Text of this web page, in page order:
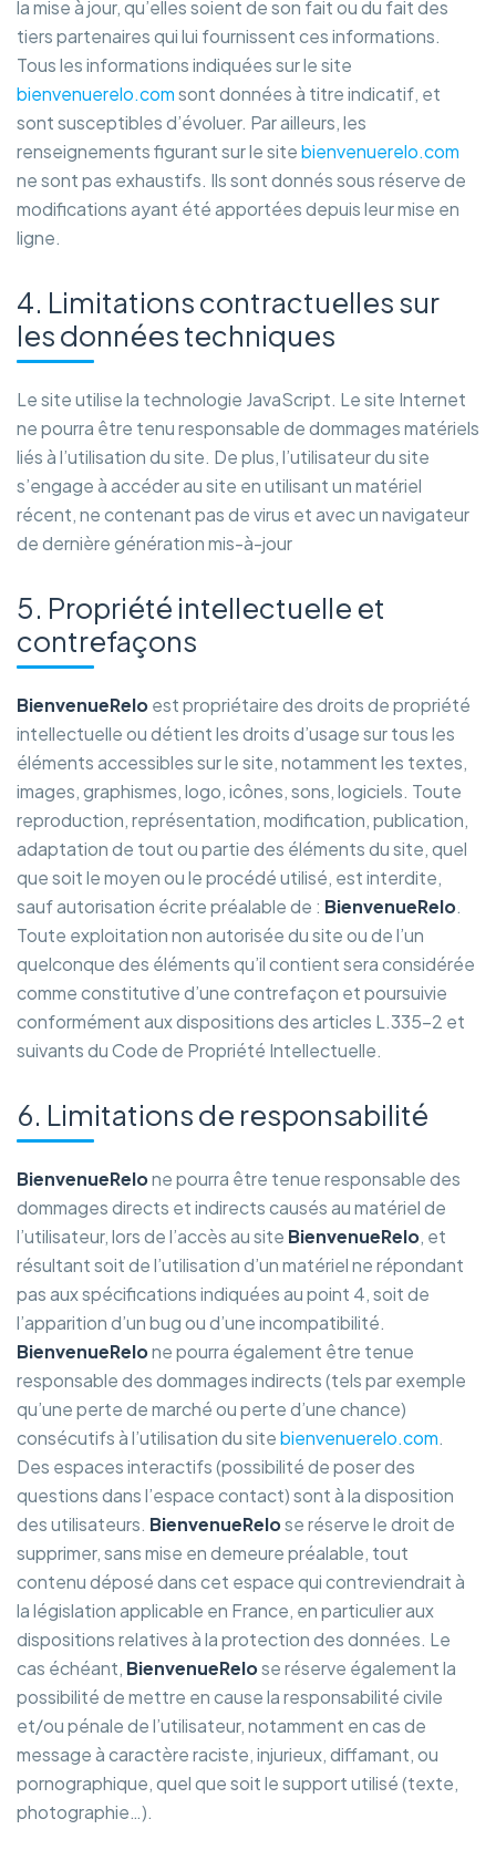
la mise à jour, qu’elles soient de son fait ou du fait des
tiers partenaires qui lui fournissent ces informations.
Tous les informations indiquées sur le site
bienvenuerelo.comsont données à titre indicatif, et
sont susceptibles d’évoluer. Par ailleurs, les
renseignements figurant sur le sitebienvenuerelo.com
ne sont pas exhaustifs. Ils sont donnés sous réserve de
modifications ayant été apportées depuis leur mise en
ligne.
4. Limitations contractuelles sur
les données techniques
Le site utilise la technologie JavaScript. Le site Internet
ne pourra être tenu responsable de dommages matériels
liés à l’utilisation du site. De plus, l’utilisateur du site
s’engage à accéder au site en utilisant un matériel
récent, ne contenant pas de virus et avec un navigateur
de dernière génération mis-à-jour
5. Propriété intellectuelle et
contrefaçons
BienvenueReloest propriétaire des droits de propriété
intellectuelle ou détient les droits d’usage sur tous les
éléments accessibles sur le site, notamment les textes,
images, graphismes, logo, icônes, sons, logiciels. Toute
reproduction, représentation, modification, publication,
adaptation de tout ou partie des éléments du site, quel
que soit le moyen ou le procédé utilisé, est interdite,
sauf autorisation écrite préalable de : BienvenueRelo.
Toute exploitation non autorisée du site ou de l’un
quelconque des éléments qu’il contient sera considérée
comme constitutive d’une contrefaçon et poursuivie
conformément aux dispositions des articles L.335-2 et
suivants du Code de Propriété Intellectuelle.
6. Limitations de responsabilité
BienvenueRelone pourra être tenue responsable des
dommages directs et indirects causés au matériel de
l’utilisateur, lors de l’accès au site BienvenueRelo, et
résultant soit de l’utilisation d’un matériel ne répondant
pas aux spécifications indiquées au point 4, soit de
l’apparition d’un bug ou d’une incompatibilité.
BienvenueRelone pourra également être tenue
responsable des dommages indirects (tels par exemple
qu’une perte de marché ou perte d’une chance)
consécutifs à l’utilisation du sitebienvenuerelo.com.
Des espaces interactifs (possibilité de poser des
questions dans l’espace contact) sont à la disposition
des utilisateurs. BienvenueRelose réserve le droit de
supprimer, sans mise en demeure préalable, tout
contenu déposé dans cet espace qui contreviendrait à
la législation applicable en France, en particulier aux
dispositions relatives à la protection des données. Le
cas échéant, BienvenueRelose réserve également la
possibilité de mettre en cause la responsabilité civile
et/ou pénale de l’utilisateur, notamment en cas de
message à caractère raciste, injurieux, diffamant, ou
pornographique, quel que soit le support utilisé (texte,
photographie…).